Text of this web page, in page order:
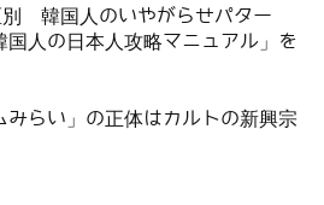
韓国人のいやがらせパター
国人の日本人攻略マニュアル」を
みらい」の正体はカルトの新興宗